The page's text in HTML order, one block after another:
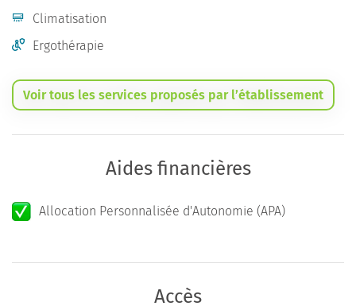
Climatisation
Ergothérapie
Voir tous les services proposés par l’établissement
Aides financières
Allocation Personnalisée d'Autonomie (APA)
Accès